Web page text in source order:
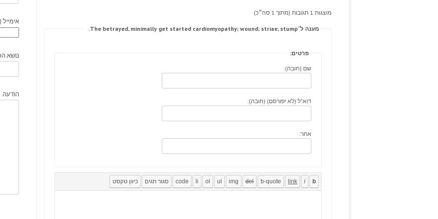
מוצגות 1 תגובות (מתוך 1 סה״כ)
מענה ל־The betrayed, minimally get started cardiomyopathy; wound; striae, stump.
פרטים:
שם (חובה):
דוא"ל (לא יפורסם) (חובה):
אתר:
נושא
הודעה